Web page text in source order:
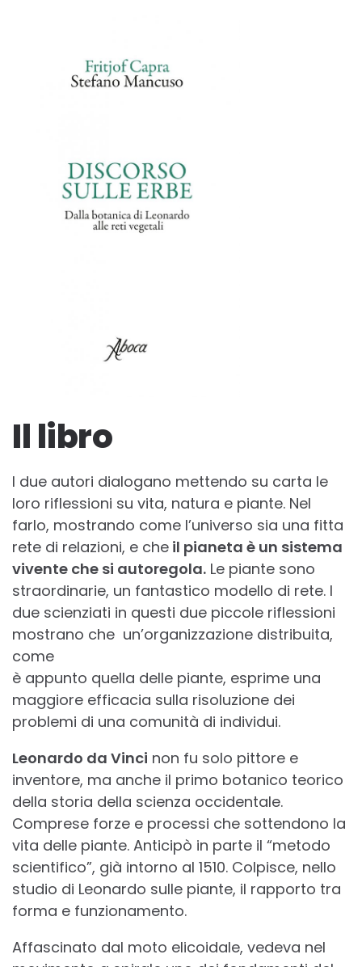
Il libro
I due autori dialogano mettendo su carta le
loro riflessioni su vita, natura e piante. Nel
farlo, mostrando come l’universo sia una fitta
rete di relazioni, e che il pianeta è un sistema
vivente che si autoregola. Le piante sono
straordinarie, un fantastico modello di rete. I
due scienziati in questi due piccole riflessioni
mostrano che un’organizzazione distribuita,
come
è appunto quella delle piante, esprime una
maggiore efficacia sulla risoluzione dei
problemi di una comunità di individui.
Leonardo da Vinci non fu solo pittore e
inventore, ma anche il primo botanico teorico
della storia della scienza occidentale.
Comprese forze e processi che sottendono la
vita delle piante. Anticipò in parte il “metodo
scientifico”, già intorno al 1510. Colpisce, nello
studio di Leonardo sulle piante, il rapporto tra
forma e funzionamento.
Affascinato dal moto elicoidale, vedeva nel